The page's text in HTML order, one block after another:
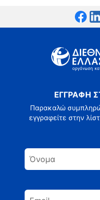
ΕΓΓΡΑΦΗ
Παρακαλώ
εγγραφείτε στην